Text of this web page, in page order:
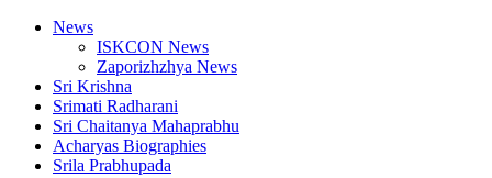
News
ISKCON News
Zaporizhzhya News
Sri Krishna
Srimati Radharani
Sri Chaitanya Mahaprabhu
Acharyas Biographies
Srila Prabhupada